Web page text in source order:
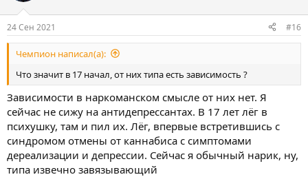
24 Сен 2021 #16
Чемпион написал(а):
Что значит в 17 начал, от них типа есть зависимость ?
Зависимости в наркоманском смысле от них нет. Я
сейчас не сижу на антидепрессантах. В 17 лет лёг в
психушку, там и пил их. Лёг, впервые встретившись с
синдромом отмены от каннабиса с симптомами
дереализации и депрессии. Сейчас я обычный нарик, ну,
типа извечно завязывающий